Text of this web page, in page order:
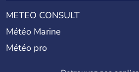
METEO CONSULT
Météo Marine
Météo pro